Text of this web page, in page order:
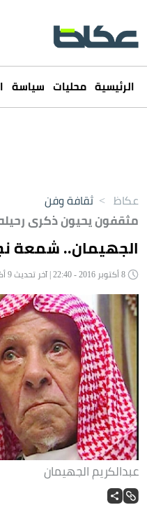
الرئيسية محليات سياسة
عكاظ > ثقافة وفن
مثقفون يحيون ذكرى
الجهيمان.. شمعة
عبدالكريم الجهيمان